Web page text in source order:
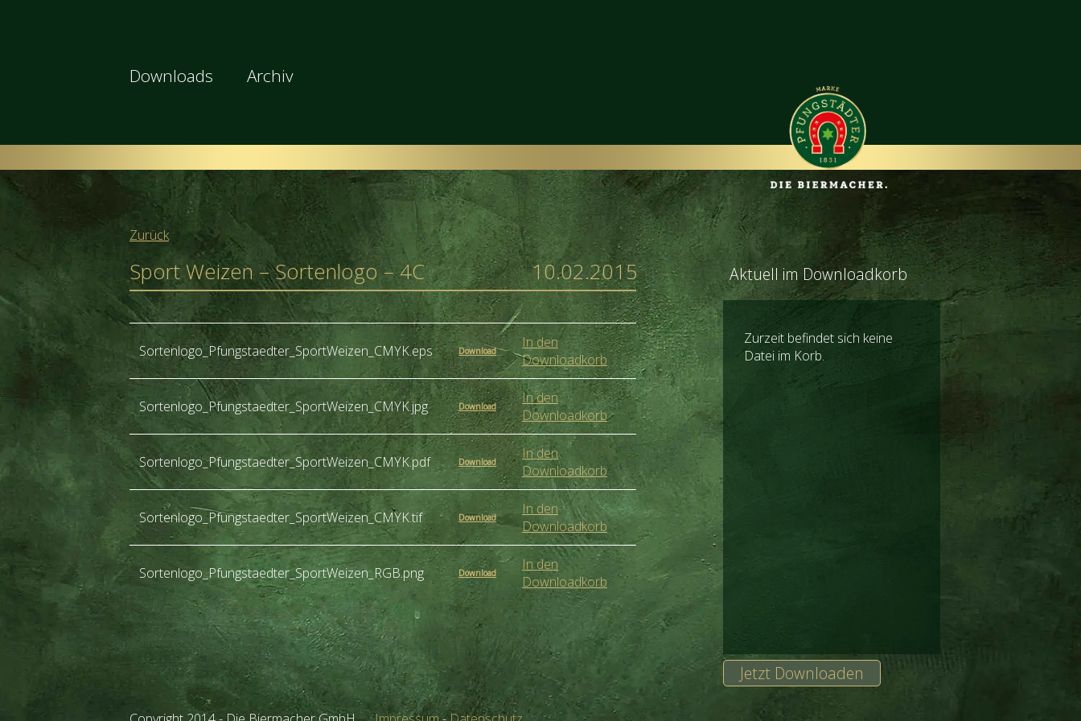
Downloads Archiv
Zurück
Sport Weizen – Sortenlogo – 4C 10.02.2015
Sortenlogo_Pfungstaedter_SportWeizen_CMYK.eps Download
In den
Downloadkorb
Sortenlogo_Pfungstaedter_SportWeizen_CMYK.jpg Download
In den
Downloadkorb
Sortenlogo_Pfungstaedter_SportWeizen_CMYK.pdf Download
In den
Downloadkorb
Sortenlogo_Pfungstaedter_SportWeizen_CMYK.tif Download
In den
Downloadkorb
Sortenlogo_Pfungstaedter_SportWeizen_RGB.png Download
In den
Downloadkorb
Aktuell im Downloadkorb
Zurzeit befindet sich keine
Datei im Korb.
Jetzt Downloaden